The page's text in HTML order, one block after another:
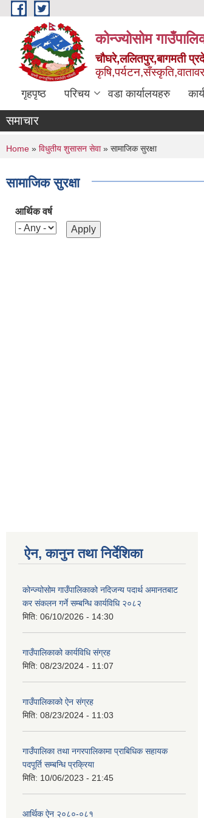
Skip to main content
कोन्ज्योसोम
चौघरे,ललितपुर,बागमती
गृहपृष्ठ परिचय वडा कार्यालयहरु
समाचार
You are here
Home » विधुतीय शुसासन सेवा» सामाजिक सुरक्षा
सामाजिक सुरक्षा
आर्थिक वर्ष
ऐन, कानुन तथा निर्देशिका
कोन्ज्योसोम गाउँपालिकाको नदिजन्य पदार्थ अमानतबाट
कर संकलन गर्ने सम्बन्धि कार्यविधि २०८२
मिति: 06/10/2026 - 14:30
गाउँपालिकाको कार्यविधि संग्रह
मिति: 08/23/2024 - 11:07
गाउँपालिकाको ऐन संग्रह
मिति: 08/23/2024 - 11:03
गाउँपालिका तथा नगरपालिकामा प्राबिधिक सहायक
पदपूर्ति सम्बन्धि प्रक्रिया
मिति: 10/06/2023 - 21:45
आर्थिक ऐन २०८०-०८१